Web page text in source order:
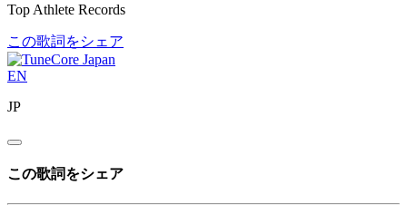
Top Athlete Records
この歌詞をシェア
EN
JP
この歌詞をシェア